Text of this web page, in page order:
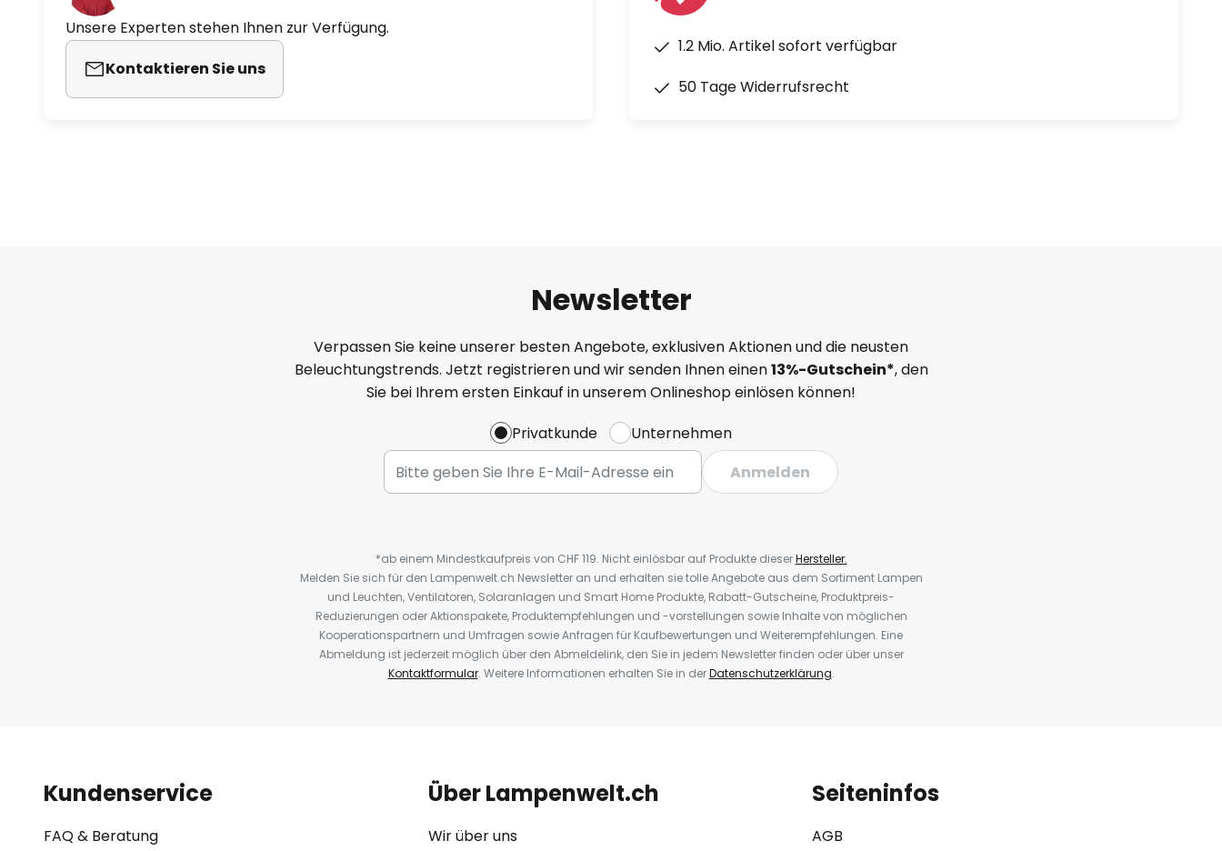
Unsere Experten stehen Ihnen zur Verfügung.
Kontaktieren Sie uns
1.2 Mio. Artikel sofort verfügbar
50 Tage Widerrufsrecht
Newsletter
Verpassen Sie keine unserer besten Angebote, exklusiven Aktionen und die neusten
Beleuchtungstrends. Jetzt registrieren und wir senden Ihnen einen13%-Gutschein*, den
Sie bei Ihrem ersten Einkauf in unserem Onlineshop einlösen können!
Privatkunde
Unternehmen
Anmelden
*ab einem Mindestkaufpreis von CHF 119. Nicht einlösbar auf Produkte dieserHersteller.
Melden Sie sich für den Lampenwelt.ch Newsletter an und erhalten sie tolle Angebote aus dem Sortiment Lampen
und Leuchten, Ventilatoren, Solaranlagen und Smart Home Produkte, Rabatt-Gutscheine, Produktpreis-
Reduzierungen oder Aktionspakete, Produktempfehlungen und -vorstellungen sowie Inhalte von möglichen
Kooperationspartnern und Umfragen sowie Anfragen für Kaufbewertungen und Weiterempfehlungen. Eine
Abmeldung ist jederzeit möglich über den Abmeldelink, den Sie in jedem Newsletter finden oder über unser
Kontaktformular. Weitere Informationen erhalten Sie in derDatenschutzerklärung.
Kundenservice
FAQ & Beratung
Über Lampenwelt.ch
Wir über uns
Seiteninfos
AGB